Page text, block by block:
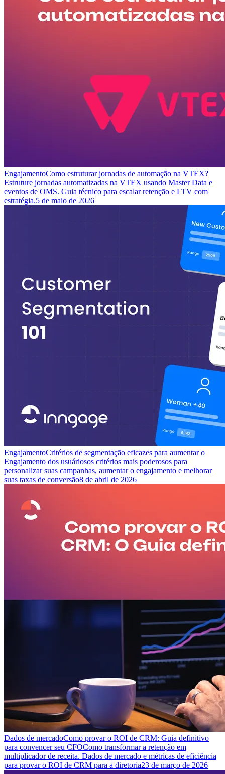
EngajamentoComo estruturar jornadas de automação na VTEX?
Estruture jornadas automatizadas na VTEX usando Master Data e
eventos de OMS. Guia técnico para escalar retenção e LTV com
estratégia.5 de maio de 2026
EngajamentoCritérios de segmentação eficazes para aumentar o
Engajamento dos usuáriosos critérios mais poderosos para
personalizar suas campanhas, aumentar o engajamento e melhorar
suas taxas de conversão8 de abril de 2026
Dados de mercadoComo provar o ROI de CRM: Guia definitivo
para convencer seu CFOComo transformar a retenção em
multiplicador de receita. Dados de mercado e métricas de eficiência
para provar o ROI de CRM para a diretoria23 de março de 2026